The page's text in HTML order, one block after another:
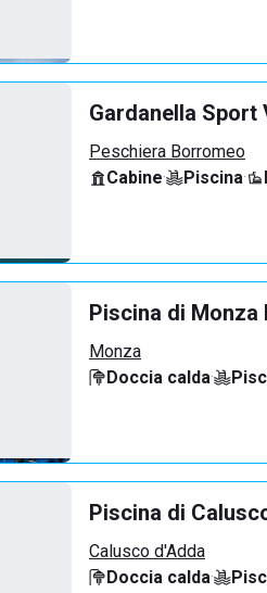
Gardanella Sport
Peschiera Borromeo
Cabine· Piscina·
Piscina di Monza
Monza
Doccia calda·
Piscina di
Calusco d'Adda
Doccia calda·